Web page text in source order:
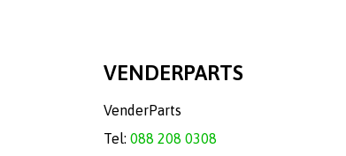
VENDERPARTS
VenderParts
Tel: 088 208 0308